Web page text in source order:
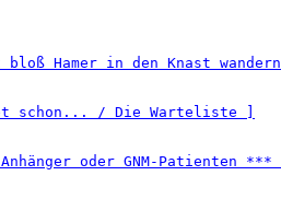
Hamer in den Knast
schon... / Die Warteliste ]
oder GNM-Patienten